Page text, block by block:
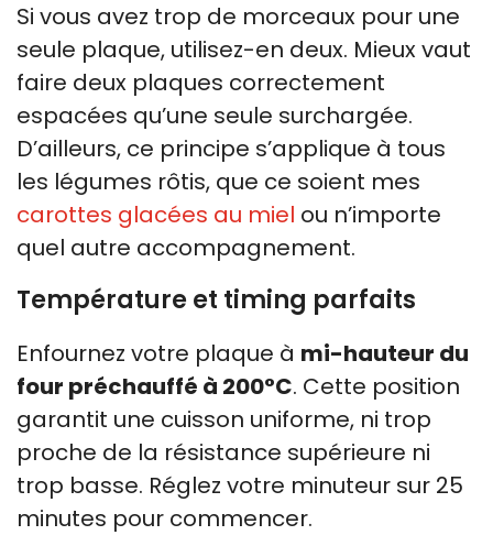
Si vous avez trop de morceaux pour une
seule plaque, utilisez-en deux. Mieux vaut
faire deux plaques correctement
espacées qu’une seule surchargée.
D’ailleurs, ce principe s’applique à tous
les légumes rôtis, que ce soient mes
carottes glacées au miel ou n’importe
quel autre accompagnement.
Température et timing parfaits
Enfournez votre plaque à mi-hauteur du
four préchauffé à 200°C. Cette position
garantit une cuisson uniforme, ni trop
proche de la résistance supérieure ni
trop basse. Réglez votre minuteur sur 25
minutes pour commencer.